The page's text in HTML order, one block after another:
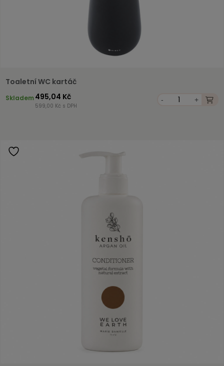
Toaletní WC kartáč
Skladem495,04 Kč
599,00 Kč s DPH
- +